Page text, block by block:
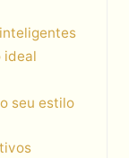
ideal
seu estilo